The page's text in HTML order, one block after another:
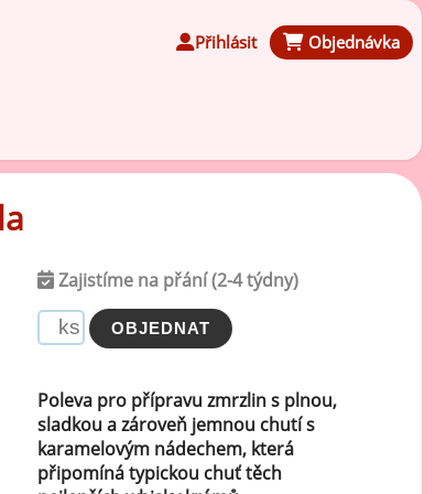
ochucovací pasty
ochucovací pasty
ochucovací pasty
ochucovací pasty
Přihlásit Objednávka
Zajistíme na přání (2-4 týdny)
Poleva pro přípravu zmrzlin s plnou,
sladkou a zároveň jemnou chutí s
karamelovým nádechem, která
připomíná typickou chuť těch